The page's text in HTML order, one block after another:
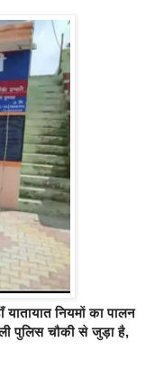
नियमों का पालन
पुलिस चौकीसे जुड़ा है,